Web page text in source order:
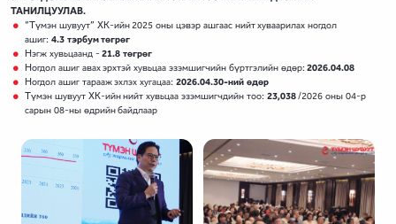
ТАНИЛЦУУЛАВ.
“Түмэн шувуут” ХК-ийн 2025 оны цэвэр ашгаас нийт хуваарилах ногдол
ашиг: 4.3 тэрбум төгрөг
Нэгж хувьцаанд -21.8 төгрөг
Ногдол ашиг авах эрхтэй хувьцаа эзэмшигчийн бүртгэлийн өдөр:2026.04.08
Ногдол ашиг тарааж эхлэх хугацаа: 2026.04.30-ний өдөр
Түмэн шувуут ХК-ийн нийт хувьцаа эзэмшигчдийн тоо: 23,038/2026 оны 04-р
сарын 08-ны өдрийн байдлаар